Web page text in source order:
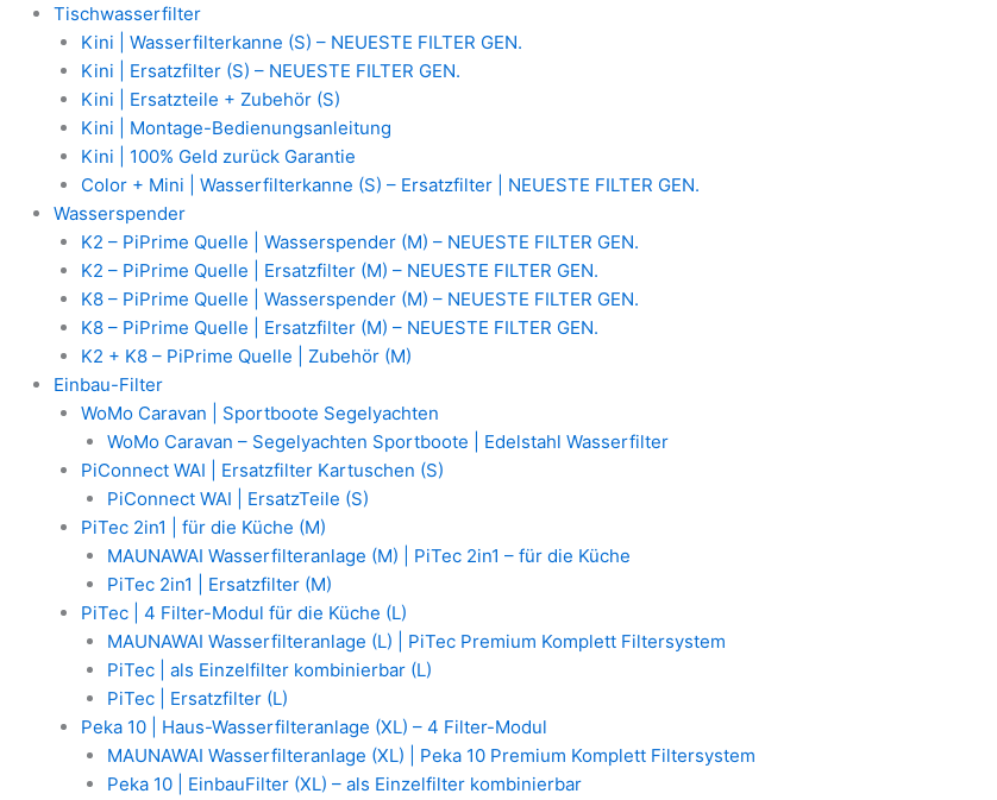
Zum
springen
Tischwasserfilter
Kini | Wasserfilterkanne (S) – NEUESTE FILTER GEN.
Kini | Ersatzfilter (S) – NEUESTE FILTER GEN.
Kini | Ersatzteile + Zubehör (S)
Kini | Montage-Bedienungsanleitung
Kini | 100% Geld zurück Garantie
Color + Mini | Wasserfilterkanne (S) – Ersatzfilter | NEUESTE FILTER GEN.
Wasserspender
K2 – PiPrime Quelle | Wasserspender (M) – NEUESTE FILTER GEN.
K2 – PiPrime Quelle | Ersatzfilter (M) – NEUESTE FILTER GEN.
K8 – PiPrime Quelle | Wasserspender (M) – NEUESTE FILTER GEN.
K8 – PiPrime Quelle | Ersatzfilter (M) – NEUESTE FILTER GEN.
K2 + K8 – PiPrime Quelle | Zubehör (M)
Einbau-Filter
WoMo Caravan | Sportboote Segelyachten
WoMo Caravan – Segelyachten Sportboote | Edelstahl Wasserfilter
PiConnect WAI | Ersatzfilter Kartuschen (S)
PiConnect WAI | ErsatzTeile (S)
PiTec 2in1 | für die Küche (M)
MAUNAWAI Wasserfilteranlage (M) | PiTec 2in1 – für die Küche
PiTec 2in1 | Ersatzfilter (M)
PiTec | 4 Filter-Modul für die Küche (L)
MAUNAWAI Wasserfilteranlage (L) | PiTec Premium Komplett Filtersystem
PiTec | als Einzelfilter kombinierbar (L)
PiTec | Ersatzfilter (L)
Peka 10 | Haus-Wasserfilteranlage (XL) – 4 Filter-Modul
MAUNAWAI Wasserfilteranlage (XL) | Peka 10 Premium Komplett Filtersystem
Peka 10 | EinbauFilter (XL) – als Einzelfilter kombinierbar
MAUNAWAI
Tischwasserfilter
Wasserfilterkanne
Filterkartusche
Kalkfilterpad